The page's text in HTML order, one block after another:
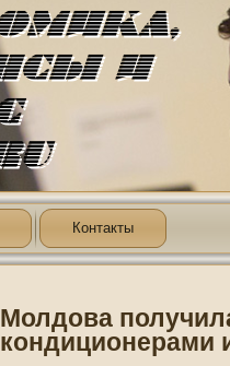
Контакты
Молдова
кондиционерами